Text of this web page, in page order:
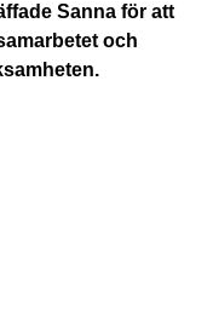
Sanna för att
och